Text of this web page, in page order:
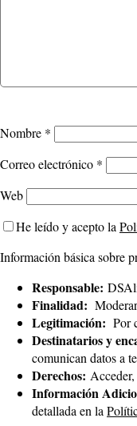
Nombre *
Correo electrónico *
Web
He leído y acepto la
Información básica sobre
Responsable:
Finalidad:
Legitimación: Por
Destinatarios y
comunican datos a
Derechos:
Información
detallada en la